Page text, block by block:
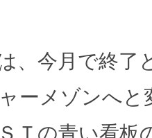
、今月で終了
ーメゾンへと
Ｔの青い看板